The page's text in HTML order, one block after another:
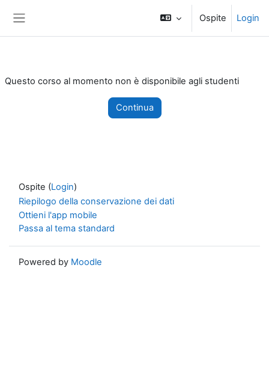
Ospite Login
Questo corso al momento non è disponibile agli studenti
Continua
Ospite (Login)
Riepilogo della conservazione dei dati
Ottieni l'app mobile
Passa al tema standard
Powered by Moodle